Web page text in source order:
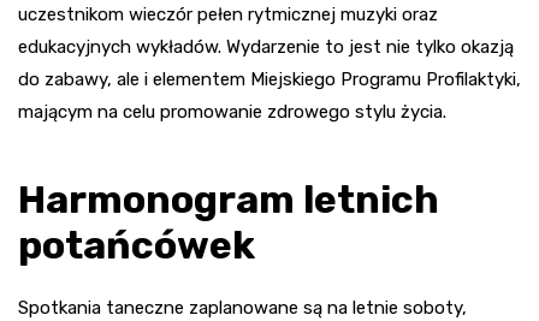
uczestnikom wieczór pełen rytmicznej muzyki oraz
edukacyjnych wykładów. Wydarzenie to jest nie tylko okazją
do zabawy, ale i elementem Miejskiego Programu Profilaktyki,
mającym na celu promowanie zdrowego stylu życia.
Harmonogram letnich
potańcówek
Spotkania taneczne zaplanowane są na letnie soboty,